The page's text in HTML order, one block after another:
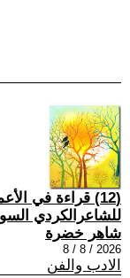
(12) قراءة في
للشاعرالكردي
شاهر خضرة
2026 / 8 / 8
الادب والفن